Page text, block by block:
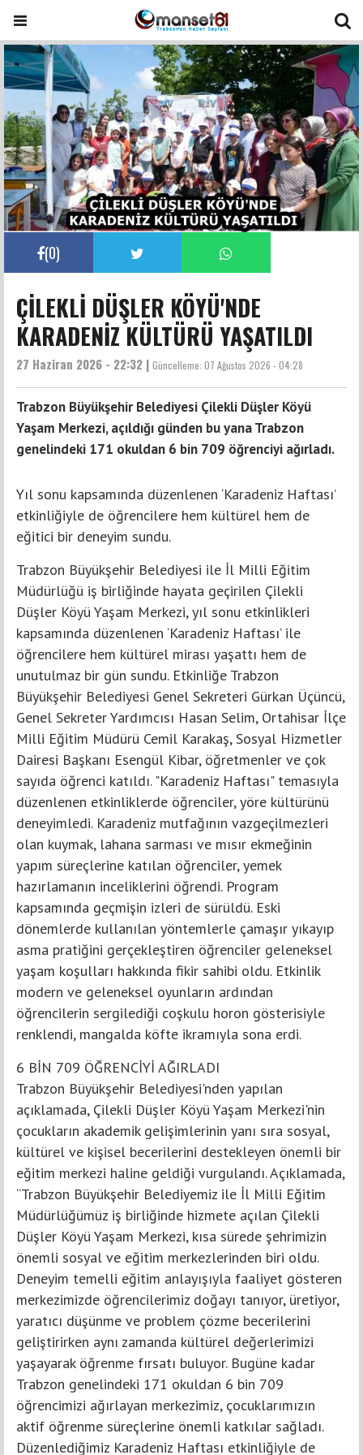
(0)
ÇİLEKLİ DÜŞLER KÖYÜ'NDE
KARADENİZ KÜLTÜRÜ YAŞATILDI
27 Haziran 2026 - 22:32 | Güncelleme: 07 Ağustos 2026 - 04:28
Trabzon Büyükşehir Belediyesi Çilekli Düşler Köyü
Yaşam Merkezi, açıldığı günden bu yana Trabzon
genelindeki 171 okuldan 6 bin 709 öğrenciyi ağırladı.
Yıl sonu kapsamında düzenlenen ‘Karadeniz Haftası’
etkinliğiyle de öğrencilere hem kültürel hem de
eğitici bir deneyim sundu.
Trabzon Büyükşehir Belediyesi ile İl Milli Eğitim
Müdürlüğü iş birliğinde hayata geçirilen Çilekli
Düşler Köyü Yaşam Merkezi, yıl sonu etkinlikleri
kapsamında düzenlenen ‘Karadeniz Haftası’ ile
öğrencilere hem kültürel mirası yaşattı hem de
unutulmaz bir gün sundu. Etkinliğe Trabzon
Büyükşehir Belediyesi Genel Sekreteri Gürkan Üçüncü,
Genel Sekreter Yardımcısı Hasan Selim, Ortahisar İlçe
Milli Eğitim Müdürü Cemil Karakaş, Sosyal Hizmetler
Dairesi Başkanı Esengül Kibar, öğretmenler ve çok
sayıda öğrenci katıldı. "Karadeniz Haftası" temasıyla
düzenlenen etkinliklerde öğrenciler, yöre kültürünü
deneyimledi. Karadeniz mutfağının vazgeçilmezleri
olan kuymak, lahana sarması ve mısır ekmeğinin
yapım süreçlerine katılan öğrenciler, yemek
hazırlamanın inceliklerini öğrendi. Program
kapsamında geçmişin izleri de sürüldü. Eski
dönemlerde kullanılan yöntemlerle çamaşır yıkayıp
asma pratiğini gerçekleştiren öğrenciler geleneksel
yaşam koşulları hakkında fikir sahibi oldu. Etkinlik
modern ve geleneksel oyunların ardından
öğrencilerin sergilediği coşkulu horon gösterisiyle
renklendi, mangalda köfte ikramıyla sona erdi.
6 BİN 709 ÖĞRENCİYİ AĞIRLADI
Trabzon Büyükşehir Belediyesi'nden yapılan
açıklamada, Çilekli Düşler Köyü Yaşam Merkezi'nin
çocukların akademik gelişimlerinin yanı sıra sosyal,
kültürel ve kişisel becerilerini destekleyen önemli bir
eğitim merkezi haline geldiği vurgulandı. Açıklamada,
“Trabzon Büyükşehir Belediyemiz ile İl Milli Eğitim
Müdürlüğümüz iş birliğinde hizmete açılan Çilekli
Düşler Köyü Yaşam Merkezi, kısa sürede şehrimizin
önemli sosyal ve eğitim merkezlerinden biri oldu.
Deneyim temelli eğitim anlayışıyla faaliyet gösteren
merkezimizde öğrencilerimiz doğayı tanıyor, üretiyor,
yaratıcı düşünme ve problem çözme becerilerini
geliştirirken aynı zamanda kültürel değerlerimizi
yaşayarak öğrenme fırsatı buluyor. Bugüne kadar
Trabzon genelindeki 171 okuldan 6 bin 709
öğrencimizi ağırlayan merkezimiz, çocuklarımızın
aktif öğrenme süreçlerine önemli katkılar sağladı.
Düzenlediğimiz Karadeniz Haftası etkinliğiyle de